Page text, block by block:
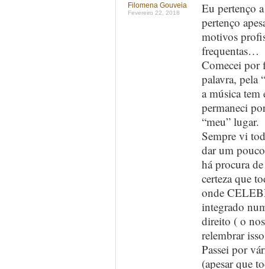
Filomena Gouveia
Fevereiro 22, 2018
Eu pertenço
pertenço
motivos
frequentas…
Comecei por
palavra, pela
a música
permaneci
“meu” lugar.
Sempre vi
dar um
há procura
certeza que
onde
integrado
direito ( o
relembrar
Passei por
(apesar que